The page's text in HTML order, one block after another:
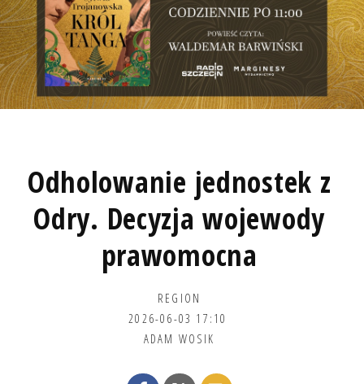
Odholowanie jednostek z
Odry. Decyzja wojewody
prawomocna
REGION
2026-06-03 17:10
ADAM WOSIK